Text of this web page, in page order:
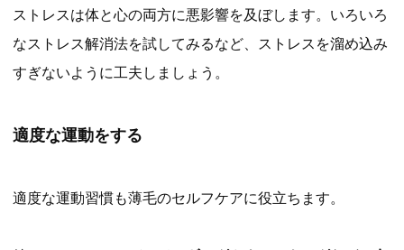
ストレスは体と心の両方に悪影響を及ぼします。いろいろ
なストレス解消法を試してみるなど、ストレスを溜め込み
すぎないように工夫しましょう。
適度な運動をする
適度な運動習慣も薄毛のセルフケアに役立ちます。